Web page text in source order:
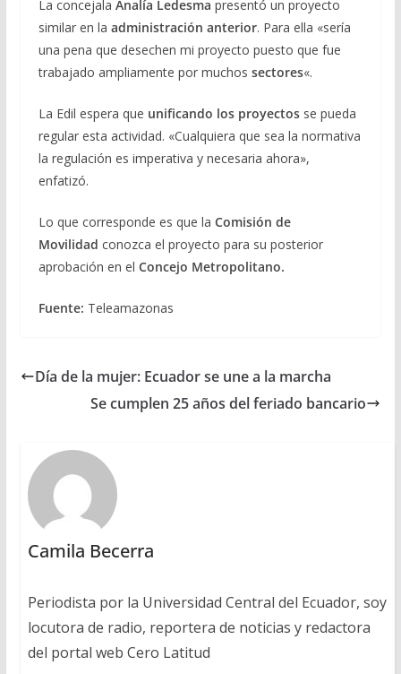
La concejala Analía Ledesma presentó un proyecto
similar en la administración anterior. Para ella «sería
una pena que desechen mi proyecto puesto que fue
trabajado ampliamente por muchos sectores«.
La Edil espera que unificando los proyectosse pueda
regular esta actividad. «Cualquiera que sea la normativa
la regulación es imperativa y necesaria ahora»,
enfatizó.
Lo que corresponde es que la Comisión de
Movilidad conozca el proyecto para su posterior
aprobación en el Concejo Metropolitano.
Fuente: Teleamazonas
Día de la mujer: Ecuador se une a la marcha
Se cumplen 25 años del feriado bancario
Camila Becerra
Periodista por la Universidad Central del Ecuador, soy
locutora de radio, reportera de noticias y redactora
del portal web Cero Latitud